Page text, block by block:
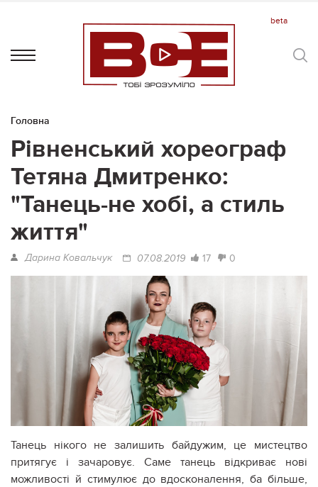
Головна
Рівненський хореограф
Тетяна Дмитренко:
"Танець-не хобі, а стиль
життя"
Дарина Ковальчук 07.08.2019 17 0
Танець нікого не залишить байдужим, це мистецтво
притягує і зачаровує. Саме танець відкриває нові
можливості й стимулює до вдосконалення, ба більше,